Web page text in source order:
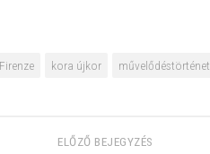
Firenze kora újkor művelődéstörténet
ELŐZŐ BEJEGYZÉS